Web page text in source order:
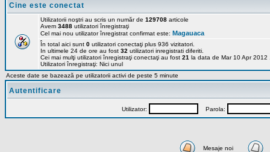
Cine este conectat
Utilizatorii noştri au scris un număr de 129708 articole
Avem 3488 utilizatori înregistraţi
Cel mai nou utilizator înregistrat confirmat este: Magauaca
În total aici sunt 0 utilizatori conectaţi plus 936 vizitatori.
In ultimele 24 de ore au fost 32 utilizatori inregistrati diferiti.
Cei mai mulţi utilizatori înregistraţi conectaţi au fost 21 la data de Mar 10 Apr 2012
Utilizatori înregistraţi: Nici unul
Aceste date se bazează pe utilizatorii activi de peste 5 minute
Autentificare
Utilizator: Parola:
Mesaje noi